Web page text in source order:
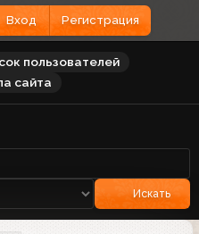
Вход Регистрация
пользователей
сайта
Искать